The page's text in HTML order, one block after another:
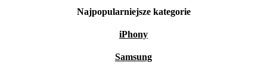
Najpopularniejsze kategorie
iPhony
Samsung